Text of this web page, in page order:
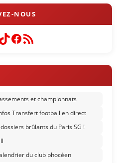
Facebook
Flux RSS
et championnats
Transfert football en direct
brûlants du Paris SG !
du club phocéen